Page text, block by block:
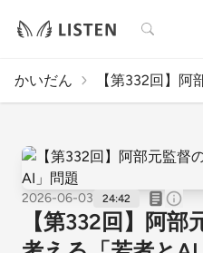
検索
かいだん 【第332回】阿
2026-06-03 24:42
【第332回】阿